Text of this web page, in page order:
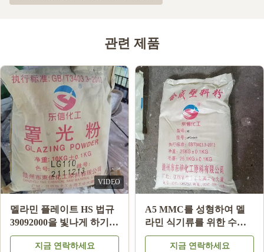
관련 제품
그릇/판을 만들기를 위한
백색 색깔 멜라민 주조 분
말 높은 결합 강도
지금 연락하세요
식기 멜라민을 만들기를
위한 합성 분말을 주조하
는 멜라민은 사라다 그릇
멜라민을 도금합니다
지금 연락하세요